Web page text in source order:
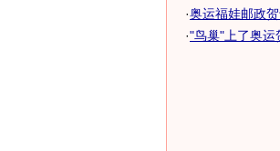
·奥运福娃邮政
·"鸟巢"上了奥运